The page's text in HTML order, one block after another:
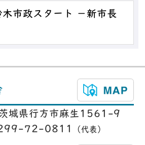
市政スタート －新市長
城県行方市麻生1561-9
72-0811
（代表）